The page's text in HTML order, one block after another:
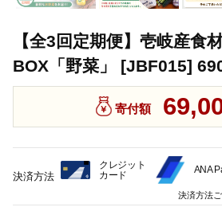
【全3回定期便】壱岐産食
BOX「野菜」 [JBF015]
寄付額
決済方法
クレジット
カード
ANA
決済方法